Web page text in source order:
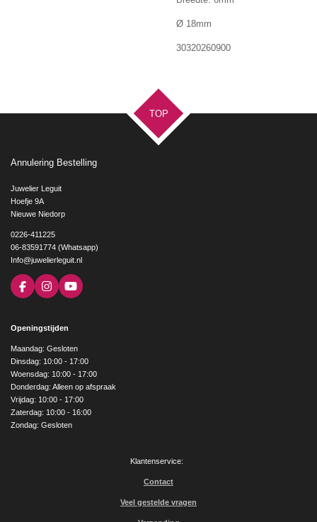
Ø 18mm
30320260900
TOP
Annulering Bestelling
Juwelier Leguit
Hoefje 9A
Nieuwe Niedorp
0226-411225
06-83591774 (Whatsapp)
Info@juwelierleguit.nl
F
a
b
o
k
I
n
a
g
r
a
m
Y
o
e
Openingstijden
Maandag: Gesloten
Dinsdag: 10:00 - 17:00
Woensdag: 10:00 - 17:00
Donderdag: Alleen op afspraak
Vrijdag: 10:00 - 17:00
Zaterdag: 10:00 - 16:00
Zondag: Gesloten
Klantenservice:
Contact
Veel gestelde vragen